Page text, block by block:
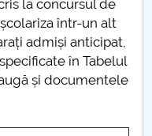
la concursul de
într-un alt
admiși anticipat,
în Tabelul
și documentele